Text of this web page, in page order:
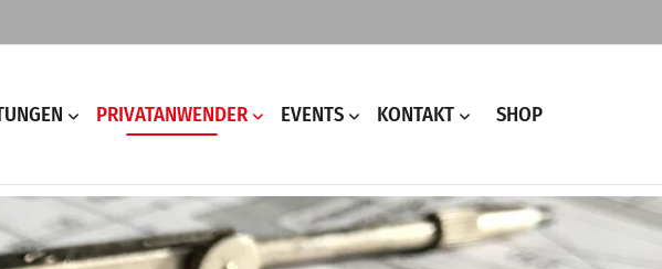
PRIVATANWENDER EVENTS KONTAKT SHOP